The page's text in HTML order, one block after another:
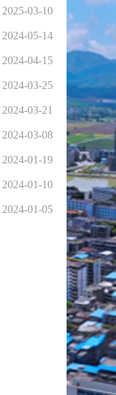
2025-03-10
2024-05-14
2024-04-15
2024-03-25
2024-03-21
2024-03-08
2024-01-19
2024-01-10
2024-01-05